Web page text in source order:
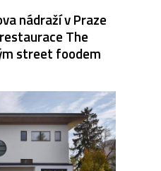
nádraží v Praze
The
street foodem